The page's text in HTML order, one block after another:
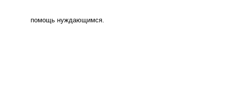
помощь нуждающимся.